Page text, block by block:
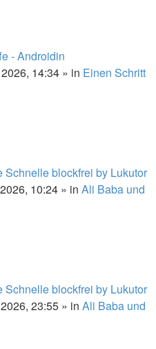
- Androidin
14:34 » in Einen Schritt
blockfrei by Lukutor
10:24 » in Ali Baba und
blockfrei by Lukutor
23:55 » in Ali Baba und